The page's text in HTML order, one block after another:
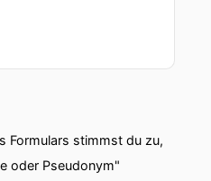
Formulars stimmst du zu,
oder Pseudonym"